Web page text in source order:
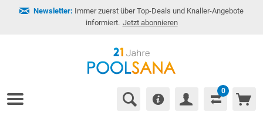
Newsletter: Immer zuerst über Top-Deals und Knaller-Angebote
informiert. Jetzt abonnieren
0